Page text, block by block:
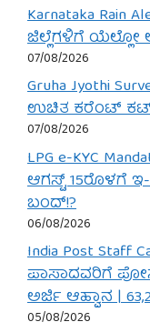
Karnataka
ಜಿಲ್ಲೆಗಳಿಗೆ ಯೆಲ್ಲೋ
07/08/2026
Gruha Jyothi
ಉಚಿತ ಕರೆಂಟ್ ಕಟ್
07/08/2026
LPG e-KYC
ಆಗಸ್ಟ್ 15ರೊಳಗೆ
ಬಂದ್!?
06/08/2026
India Post Staff
ಪಾಸಾದವರಿಗೆ
ಅರ್ಜಿ ಆಹ್ವಾನ |
05/08/2026